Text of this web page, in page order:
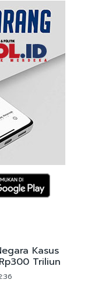
Kasus
Triliun